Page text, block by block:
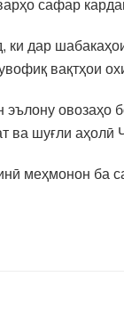
дар
вақтҳои
эълону овозаҳо
ва шуғли
меҳмонон ба